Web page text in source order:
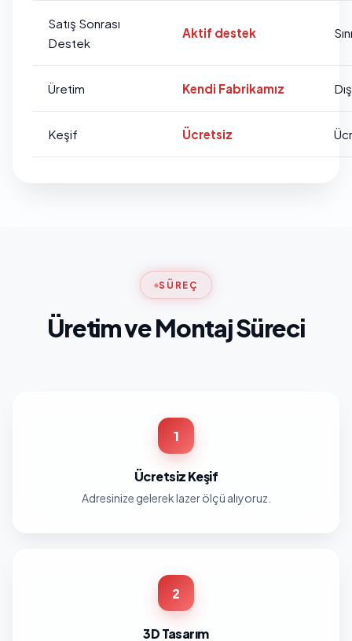
Satış Sonrası
Destek
Aktif destek
Üretim Kendi Fabrikamız
Keşif Ücretsiz
SÜREÇ
Üretim ve Montaj Süreci
1
Ücretsiz Keşif
Adresinize gelerek lazer ölçü alıyoruz.
2
3D Tasarım